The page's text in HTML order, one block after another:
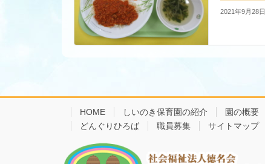
2021年9月28日
HOME しいのき保育園の紹介 園の概要
どんぐりひろば
職員募集 サイトマップ